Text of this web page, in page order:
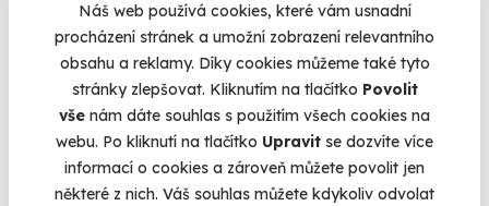
Náš web používá cookies, které vám usnadní
procházení stránek a umožní zobrazení relevantního
obsahu a reklamy. Díky cookies můžeme také tyto
stránky zlepšovat. Kliknutím na tlačítko Povolit
vše nám dáte souhlas s použitím všech cookies na
webu. Po kliknutí na tlačítko Upravit se dozvíte více
informací o cookies a zároveň můžete povolit jen
některé z nich. Váš souhlas můžete kdykoliv odvolat
10.0
Zážitková střelba: Pistole a pušky - 6 zbraní
Čeká vás 60 výstřelů!